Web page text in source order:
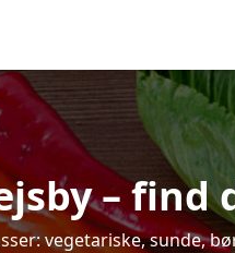
–
vegetariske, sunde,